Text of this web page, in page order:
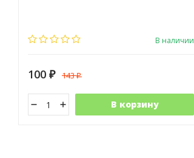
В наличии
100 ₽ 143₽
В корзину